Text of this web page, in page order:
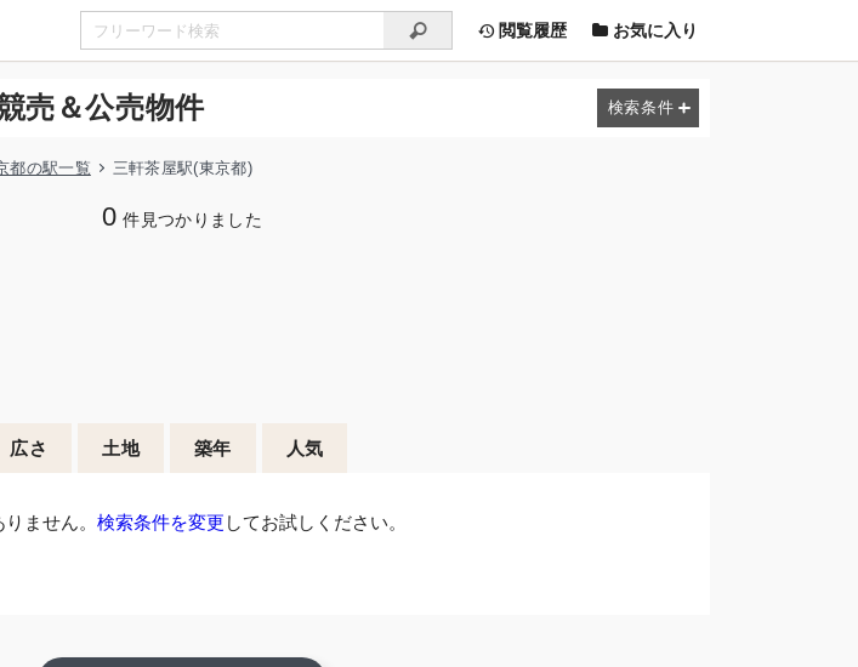
閲覧履歴 お気に入り
売＆公売物件
都の駅一覧 三軒茶屋駅(東京都)
0 件見つかりました
広さ 土地 築年 人気
ません。 検索条件を変更 してお試しください。